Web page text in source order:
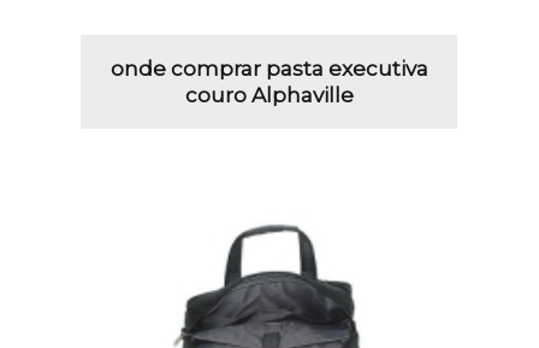
onde comprar pasta executiva
couro Alphaville